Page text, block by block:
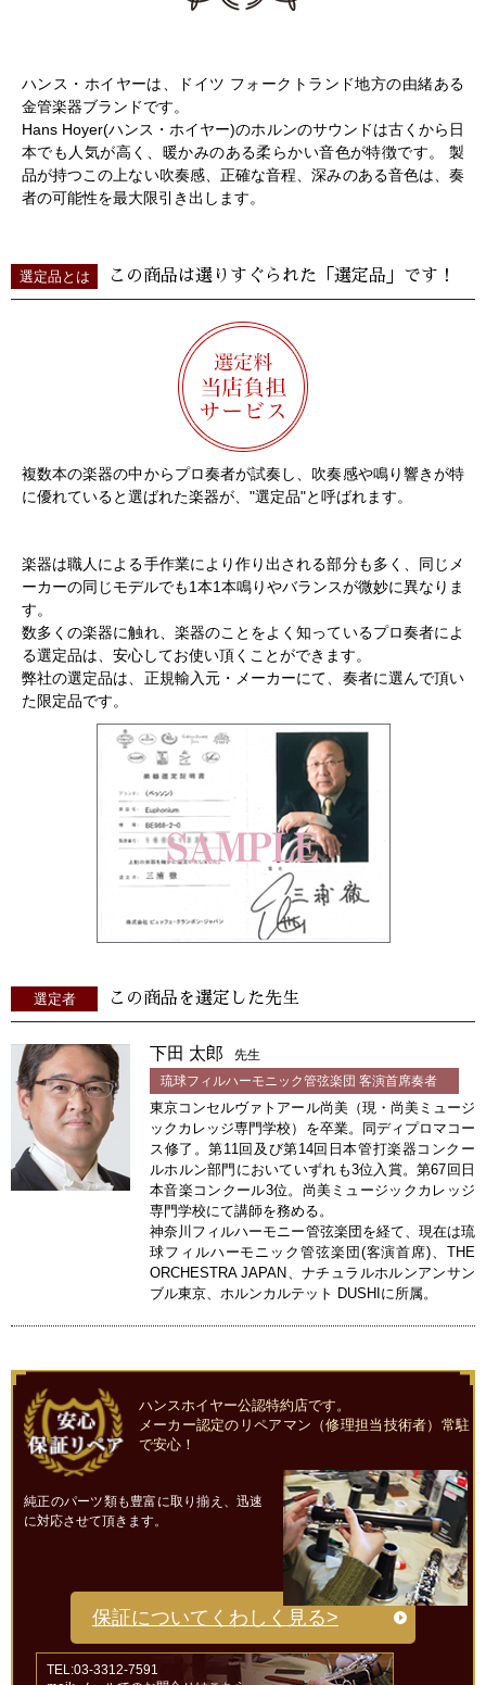
ハンス・ホイヤーは、ドイツ フォークトランド地方の由緒ある
金管楽器ブランドです。
Hans Hoyer(ハンス・ホイヤー)のホルンのサウンドは古くから日
本でも人気が高く、暖かみのある柔らかい音色が特徴です。 製
品が持つこの上ない吹奏感、正確な音程、深みのある音色は、奏
者の可能性を最大限引き出します。
選定品とは この商品は選りすぐられた「選定品」です！
複数本の楽器の中からプロ奏者が試奏し、吹奏感や鳴り響きが特
に優れていると選ばれた楽器が、"選定品"と呼ばれます。
楽器は職人による手作業により作り出される部分も多く、同じメ
ーカーの同じモデルでも1本1本鳴りやバランスが微妙に異なりま
す。
数多くの楽器に触れ、楽器のことをよく知っているプロ奏者によ
る選定品は、安心してお使い頂くことができます。
弊社の選定品は、正規輸入元・メーカーにて、奏者に選んで頂い
た限定品です。
選定者 この商品を選定した先生
下田 太郎
先生
琉球フィルハーモニック管弦楽団 客演首席奏者
東京コンセルヴァトアール尚美（現・尚美ミュージ
ックカレッジ専門学校）を卒業。同ディプロマコー
ス修了。第11回及び第14回日本管打楽器コンクー
ルホルン部門においていずれも3位入賞。第67回日
本音楽コンクール3位。尚美ミュージックカレッジ
専門学校にて講師を務める。
神奈川フィルハーモニー管弦楽団を経て、現在は琉
球フィルハーモニック管弦楽団(客演首席)、THE
ORCHESTRA JAPAN、ナチュラルホルンアンサン
ブル東京、ホルンカルテット DUSHIに所属。
ハンスホイヤー公認特約店です。
メーカー認定のリペアマン（修理担当技術者）常駐
で安心！
純正のパーツ類も豊富に取り揃え、迅速
に対応させて頂きます。
保証についてくわしく見る>
TEL:03-3312-7591